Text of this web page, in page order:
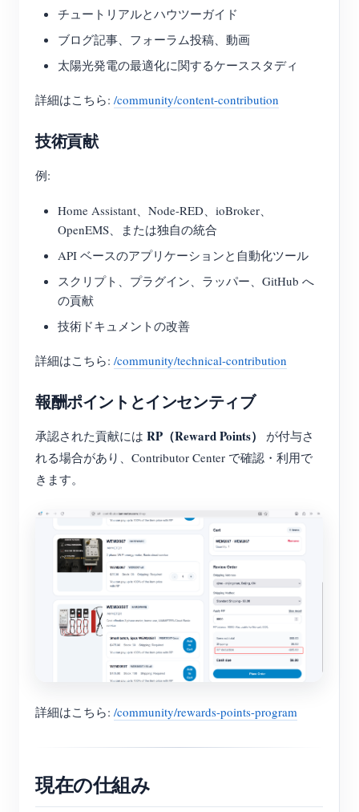
チュートリアルとハウツーガイド
ブログ記事、フォーラム投稿、動画
太陽光発電の最適化に関するケーススタディ
詳細はこちら: /community/content-contribution
技術貢献
例:
Home Assistant、Node-RED、ioBroker、
OpenEMS、または独自の統合
API ベースのアプリケーションと自動化ツール
スクリプト、プラグイン、ラッパー、GitHub へ
の貢献
技術ドキュメントの改善
詳細はこちら: /community/technical-contribution
報酬ポイントとインセンティブ
承認された貢献には RP（Reward Points）
が付与さ
れる場合があり、Contributor Center で確認・利用で
きます。
詳細はこちら: /community/rewards-points-program
現在の仕組み